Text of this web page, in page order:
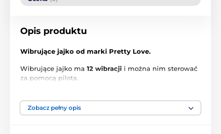
Opis produktu
Wibrujące jajko od marki Pretty Love.
Wibrujące jajko ma 12 wibracji i można nim sterować
za pomocą pilota.
Urządzenie jest wykonane z miękkiego silikonu i jest
Zobacz pełny opis